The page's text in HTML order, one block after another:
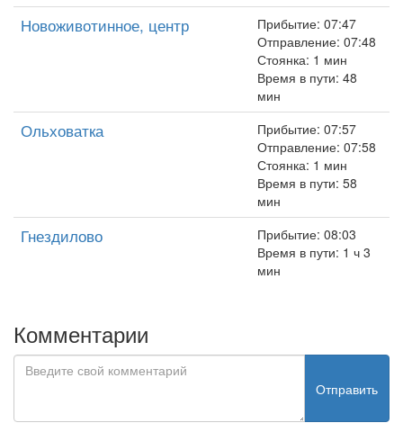
Новоживотинное, центр
Прибытие: 07:47
Отправление: 07:48
Стоянка: 1 мин
Время в пути: 48
мин
Ольховатка
Прибытие: 07:57
Отправление: 07:58
Стоянка: 1 мин
Время в пути: 58
мин
Гнездилово
Прибытие: 08:03
Время в пути: 1 ч 3
мин
Комментарии
Отправить